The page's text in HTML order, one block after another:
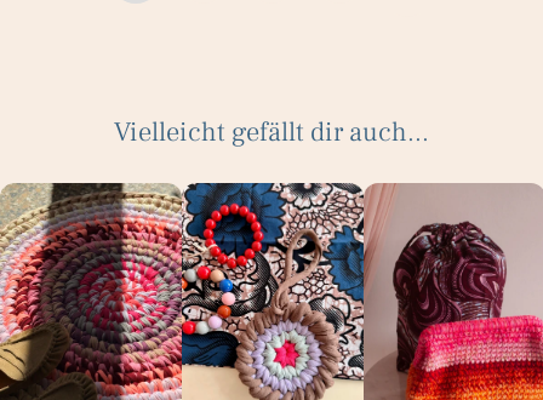
Vielleicht gefällt dir auch...